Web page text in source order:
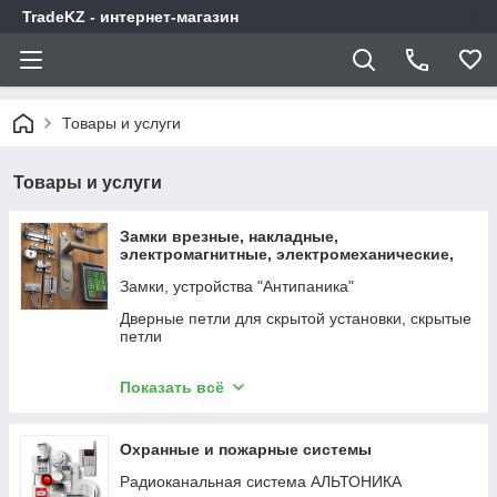
TradeKZ - интернет-магазин
Товары и услуги
Товары и услуги
Замки врезные, накладные,
электромагнитные, электромеханические,
Замки, устройства "Антипаника"
Дверные петли для скрытой установки, скрытые
петли
Показать всё
Охранные и пожарные системы
Радиоканальная система АЛЬТОНИКА